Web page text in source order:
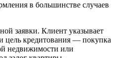
в большинстве случаев
заявки. Клиент указывает
цель кредитования — покупка
недвижимости или